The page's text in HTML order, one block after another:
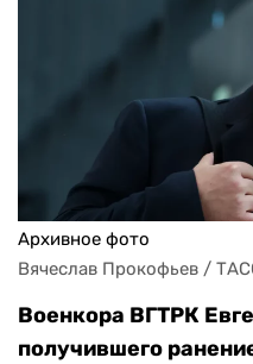
Архивное фото
Вячеслав Прокофьев /
Военкора ВГТРК
получившего